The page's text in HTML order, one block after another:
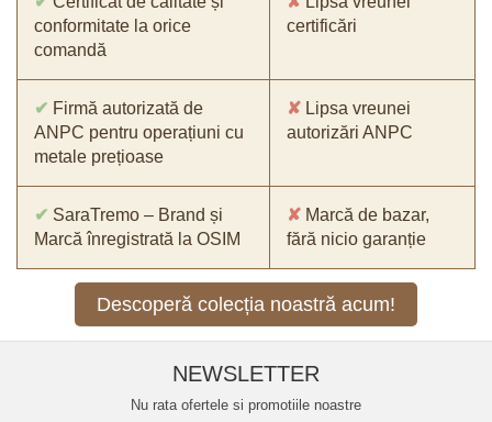
conformitate la orice
comandă
certificări
✔ Firmă autorizată de
ANPC pentru operațiuni cu
metale prețioase
✘ Lipsa vreunei
autorizări ANPC
✔ SaraTremo – Brand și
Marcă înregistrată la OSIM
✘ Marcă de bazar,
fără nicio garanție
Descoperă colecția noastră acum!
NEWSLETTER
Nu rata ofertele si promotiile noastre